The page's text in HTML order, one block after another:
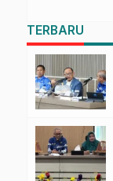
TERBARU